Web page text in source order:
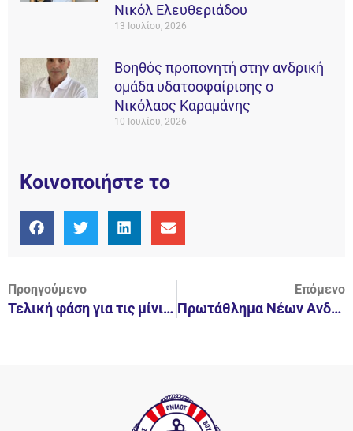
Νικόλ Ελευθεριάδου
13 Ιουλίου, 2026
Βοηθός προπονητή στην ανδρική
ομάδα υδατοσφαίρισης ο
Νικόλαος Καραμάνης
10 Ιουλίου, 2026
Κοινοποιήστε το
Προηγούμενο
Τελική φάση για τις μίνι-Κορασίδες, (νωρίτερα λόγω δημοψηφίσματος)!
Επόμενο
Πρωτάθλημα Νέων Ανδρών Υδατοσφαίρισης! 09-12.07.15